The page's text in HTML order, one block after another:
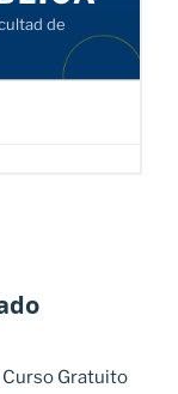
Curso Gratuito